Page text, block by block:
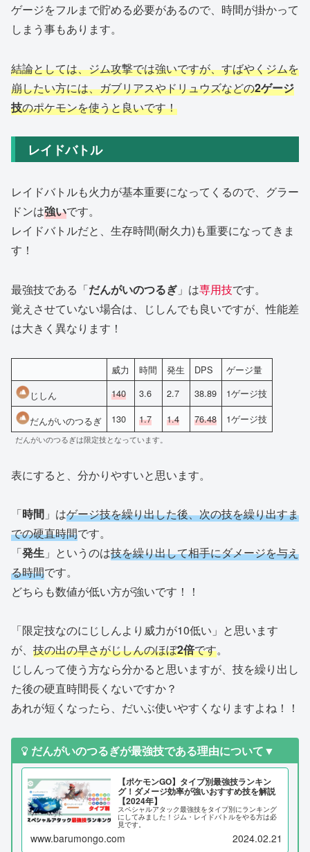
ゲージをフルまで貯める必要があるので、時間が掛かって
しまう事もあります。
結論としては、ジム攻撃では強いですが、すばやくジムを
崩したい方には、ガブリアスやドリュウズなどの2ゲージ
技のポケモンを使うと良いです！
レイドバトル
レイドバトルも火力が基本重要になってくるので、グラー
ドンは強いです。
レイドバトルだと、生存時間(耐久力)も重要になってきま
す！
最強技である「だんがいのつるぎ 」は専用技です。
覚えさせていない場合は、じしんでも良いですが、性能差
は大きく異なります！
威力 時間 発生 DPS
ゲージ量
じしん
140 3.6 2.7 38.89 1ゲージ技
だんがいのつるぎ 130 1.7 1.4 76.48 1ゲージ技
だんがいのつるぎは限定技となっています。
表にすると、分かりやすいと思います。
「時間 」はゲージ技を繰り出した後、次の技を繰り出すま
での硬直時間です。
「発生 」というのは技を繰り出して相手にダメージを与え
る時間です。
どちらも数値が低い方が強いです！！
「限定技なのにじしんより威力が10低い」と思います
が、 技の出の早さがじしんのほぼ2倍です。
じしんって使う方なら分かると思いますが、技を繰り出し
た後の硬直時間長くないですか？
あれが短くなったら、だいぶ使いやすくなりますよね！！
だんがいのつるぎが最強技である理由について▼
【ポケモンGO】タイプ別最強技ランキン
グ！ダメージ効率が強いおすすめ技を解説
【2024年】
スペシャルアタック最強技をタイプ別にランキング
にしてみました！ジム・レイドバトルをやる方は必
見です。
www.barumongo.com 2024.02.21